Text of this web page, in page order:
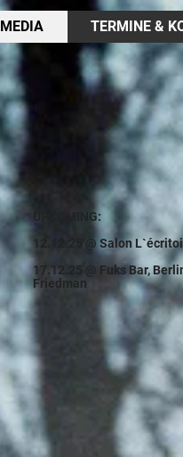
MEDIA TERMINE &
UPCOMING:
12.12.25 @ Salon
17.12.25 @ Fuks Bar,
Friedman